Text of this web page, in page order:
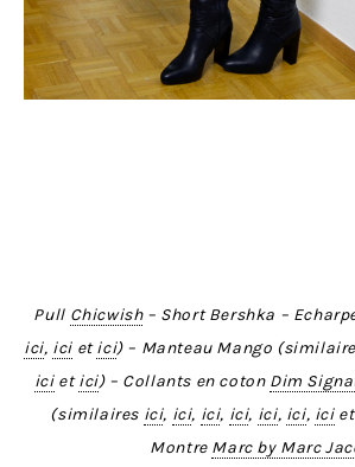
Pull Chicwish– Short Bershka –
ici, ici etici) – Manteau Mango
icietici) – Collants en coton Dim
(similaires ici, ici, ici, ici, ici, ici, iciet
Montre Marc by Marc